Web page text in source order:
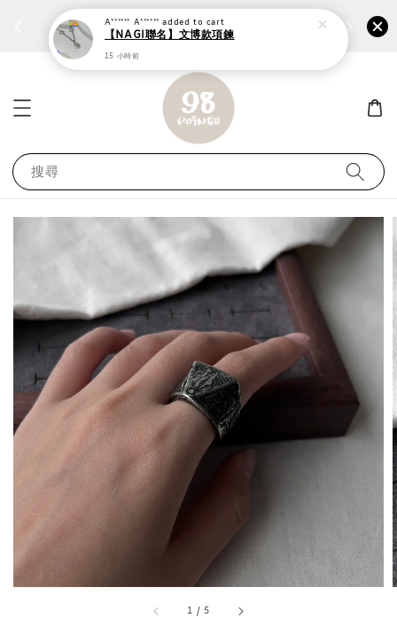
個性鋼戒任兩件1300⚡ 前往選購 ›› 加
搜尋
1 /5
A****** A****** added to cart
【NAGI聯名】文博款項鍊
15 小時前